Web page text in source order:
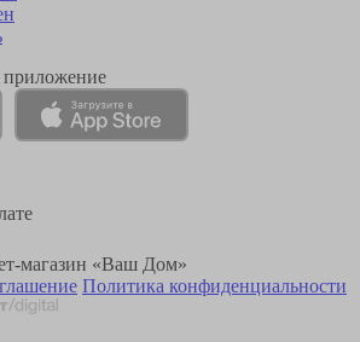
приложение
магазин «Ваш Дом»
Политика конфиденциальности